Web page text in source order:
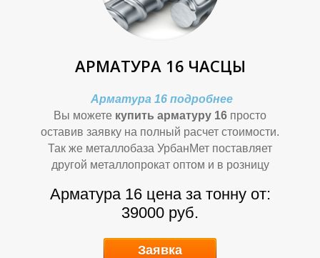
ААРМАТУРА 16 ЧАСЦЫ
Арматура 16 подробнее
Вы можете купить арматуру 16 просто
оставив заявку на полный расчет стоимости.
Так же металлобаза УрбанМет поставляет
другой металлопрокат оптом и в розницу
Арматура 16 цена за тонну от:
39000 руб.
Заявка
А